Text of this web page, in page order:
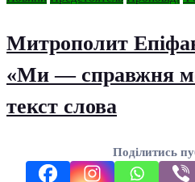
Митрополит
«Ми — справжня
текст слова
Поділитись